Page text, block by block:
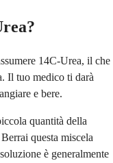
14C-Urea, il che
Il tuo medico ti darà
e bere.
quantità della
questa miscela
è generalmente